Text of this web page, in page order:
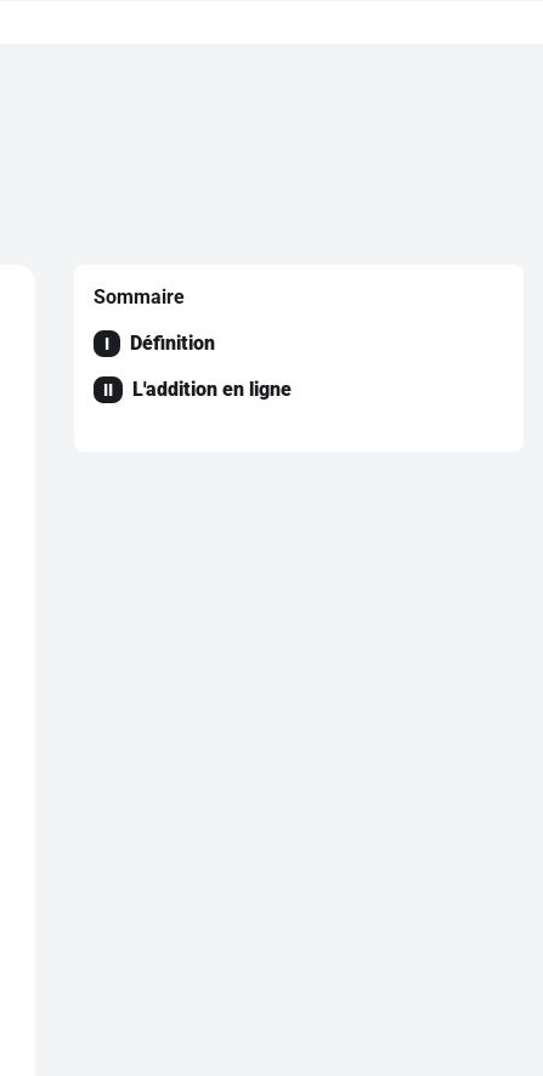
Sommaire
I Définition
II L'addition en ligne